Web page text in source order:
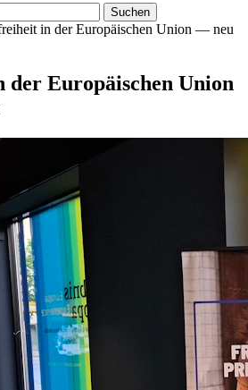
in der Europäischen Union — neu
der Europäischen Union